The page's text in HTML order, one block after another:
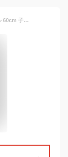
【LIMITED SALE 最大33%OFF】ラップタオル 60cm 子供服 キッズ 男の子 女の子 海 海水浴 プール アウトドア スイミング タオル ラップタオル プールグッズ 水泳